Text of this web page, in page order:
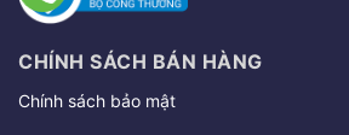
CHÍNH SÁCH BÁN HÀNG
Chính sách bảo mật